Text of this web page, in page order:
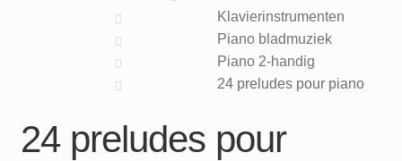
Veel gestelde vragen
Klavierinstrumenten
Piano bladmuziek
Piano 2-handig
24 preludes pour piano
24 preludes pour